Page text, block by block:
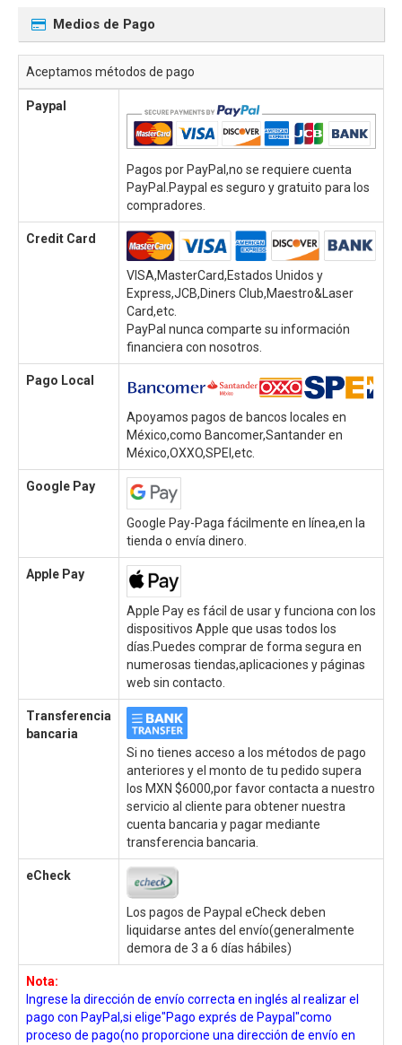
Medios de Pago
Aceptamos métodos de pago
Paypal
Pagos por PayPal,no se requiere cuenta
PayPal.Paypal es seguro y gratuito para los
compradores.
Credit Card
VISA,MasterCard,Estados Unidos y
Express,JCB,Diners Club,Maestro&Laser
Card,etc.
PayPal nunca comparte su información
financiera con nosotros.
Pago Local
Apoyamos pagos de bancos locales en
México,como Bancomer,Santander en
México,OXXO,SPEI,etc.
Google Pay
Google Pay-Paga fácilmente en línea,en la
tienda o envía dinero.
Apple Pay
Apple Pay es fácil de usar y funciona con los
dispositivos Apple que usas todos los
días.Puedes comprar de forma segura en
numerosas tiendas,aplicaciones y páginas
web sin contacto.
Transferencia
bancaria
Si no tienes acceso a los métodos de pago
anteriores y el monto de tu pedido supera
los MXN $6000,por favor contacta a nuestro
servicio al cliente para obtener nuestra
cuenta bancaria y pagar mediante
transferencia bancaria.
eCheck
Los pagos de Paypal eCheck deben
liquidarse antes del envío(generalmente
demora de 3 a 6 días hábiles)
Nota:
Ingrese la dirección de envío correcta en inglés al realizar el
pago con PayPal,si elige"Pago exprés de Paypal"como
proceso de pago(no proporcione una dirección de envío en